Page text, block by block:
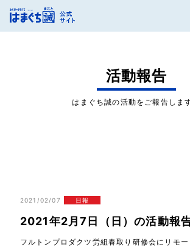
活動報告
はまぐち誠の活動をご報告します
2021/02/07 日報
2021年2月7日（日）の活動報
フルトンプロダクツ労組春取り研修会にリモ